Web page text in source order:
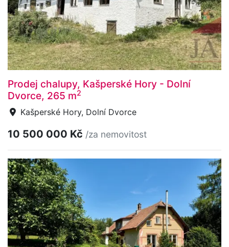
Prodej chalupy, Kašperské Hory - Dolní
Dvorce, 265 m2
Kašperské Hory, Dolní Dvorce
10 500 000 Kč /za nemovitost